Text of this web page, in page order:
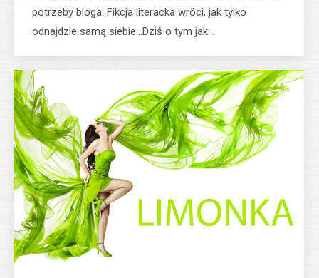
potrzeby bloga. Fikcja literacka wróci, jak tylko
odnajdzie samą siebie…Dziś o tym jak…